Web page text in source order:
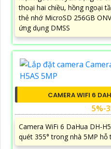
thoại hai chiều, hồng ngoại
thẻ nhớ MicroSD 256GB
ứng dụng DMSS
CAMERA WIFI 6
5%-
Camera WiFi 6 DaHua DH-
quét 355° trong nhà 5MP hỗ